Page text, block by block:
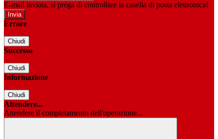
E-mail inviata, si prega di controllare la casella di posta elettronica!
Errore
Chiudi
Successo
Chiudi
Informazione
Chiudi
Attendere...
Attendere il completamento dell'operazione...